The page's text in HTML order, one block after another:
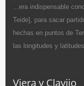
...era indispensable
Teide], para sacar
hechas en puntos de
las longitudes y
Viera y Clavijo